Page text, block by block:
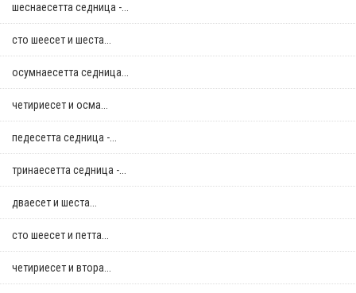
шеснаесетта седница -...
сто шеесет и шеста...
осумнaесетта седница...
четириесет и осма...
педесетта седница -...
тринаесетта седница -...
дваесет и шеста...
сто шеесет и петта...
четириесет и втора...